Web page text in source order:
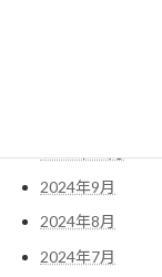
2024年9月
2024年8月
2024年7月